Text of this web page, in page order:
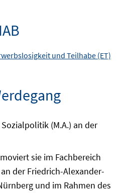
und Teilhabe (ET)
(M.A.) an der
sie im Fachbereich
der Friedrich-Alexander-
und im Rahmen des